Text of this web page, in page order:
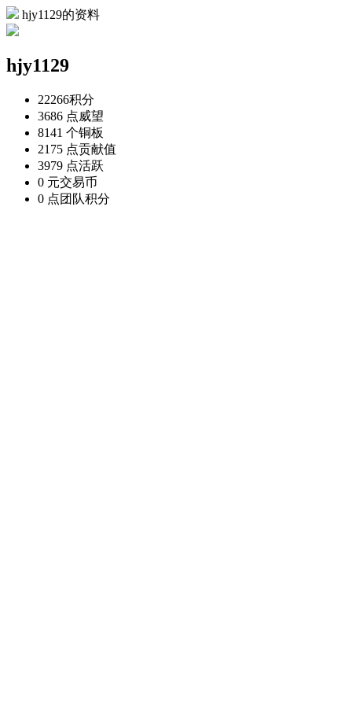
hjy1129的资料
hjy1129
22266积分
3686 点威望
8141 个铜板
2175 点贡献值
3979 点活跃
0 元交易币
0 点团队积分